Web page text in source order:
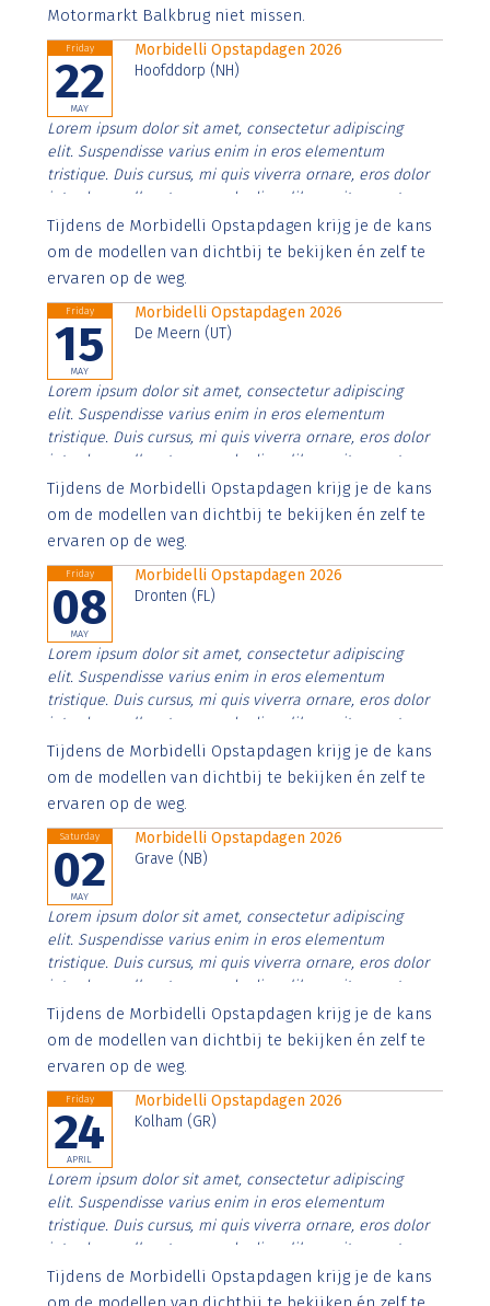
Motormarkt Balkbrug niet missen.
Friday
22
MAY
Morbidelli Opstapdagen 2026
Hoofddorp (NH)
Lorem ipsum dolor sit amet, consectetur adipiscing
elit. Suspendisse varius enim in eros elementum
tristique. Duis cursus, mi quis viverra ornare, eros dolor
interdum nulla, ut commodo diam libero vitae erat.
Aenean faucibus nibh et justo cursus id rutrum lorem
imperdiet. Nunc ut sem vitae risus tristique posuere.
Tijdens de Morbidelli Opstapdagen krijg je de kans
om de modellen van dichtbij te bekijken én zelf te
ervaren op de weg.
Friday
15
MAY
Morbidelli Opstapdagen 2026
De Meern (UT)
Lorem ipsum dolor sit amet, consectetur adipiscing
elit. Suspendisse varius enim in eros elementum
tristique. Duis cursus, mi quis viverra ornare, eros dolor
interdum nulla, ut commodo diam libero vitae erat.
Aenean faucibus nibh et justo cursus id rutrum lorem
imperdiet. Nunc ut sem vitae risus tristique posuere.
Tijdens de Morbidelli Opstapdagen krijg je de kans
om de modellen van dichtbij te bekijken én zelf te
ervaren op de weg.
Friday
08
MAY
Morbidelli Opstapdagen 2026
Dronten (FL)
Lorem ipsum dolor sit amet, consectetur adipiscing
elit. Suspendisse varius enim in eros elementum
tristique. Duis cursus, mi quis viverra ornare, eros dolor
interdum nulla, ut commodo diam libero vitae erat.
Aenean faucibus nibh et justo cursus id rutrum lorem
imperdiet. Nunc ut sem vitae risus tristique posuere.
Tijdens de Morbidelli Opstapdagen krijg je de kans
om de modellen van dichtbij te bekijken én zelf te
ervaren op de weg.
Saturday
02
MAY
Morbidelli Opstapdagen 2026
Grave (NB)
Lorem ipsum dolor sit amet, consectetur adipiscing
elit. Suspendisse varius enim in eros elementum
tristique. Duis cursus, mi quis viverra ornare, eros dolor
interdum nulla, ut commodo diam libero vitae erat.
Aenean faucibus nibh et justo cursus id rutrum lorem
imperdiet. Nunc ut sem vitae risus tristique posuere.
Tijdens de Morbidelli Opstapdagen krijg je de kans
om de modellen van dichtbij te bekijken én zelf te
ervaren op de weg.
Friday
24
APRIL
Morbidelli Opstapdagen 2026
Kolham (GR)
Lorem ipsum dolor sit amet, consectetur adipiscing
elit. Suspendisse varius enim in eros elementum
tristique. Duis cursus, mi quis viverra ornare, eros dolor
interdum nulla, ut commodo diam libero vitae erat.
Aenean faucibus nibh et justo cursus id rutrum lorem
imperdiet. Nunc ut sem vitae risus tristique posuere.
Tijdens de Morbidelli Opstapdagen krijg je de kans